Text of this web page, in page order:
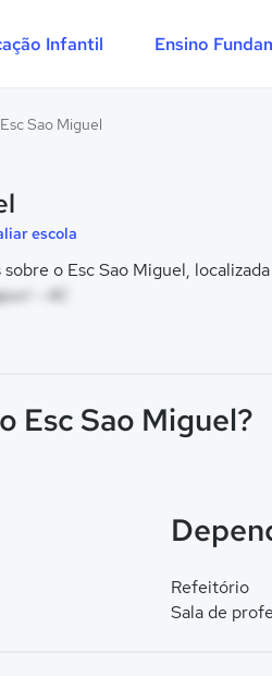
Infantil Ensino
Esc Sao Miguel
escola
o Esc Sao Miguel,
- AC
Esc Sao Miguel?
Refeitório
Sala de